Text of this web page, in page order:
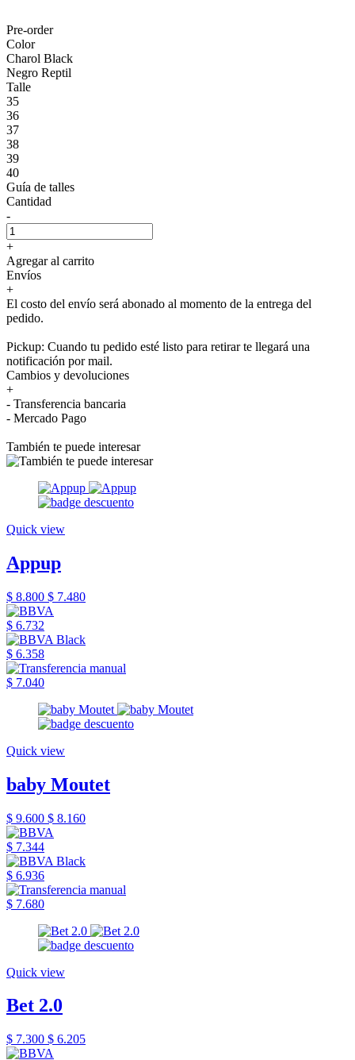
Pre-order
Color
Charol Black
Negro Reptil
Talle
35
36
37
38
39
40
Guía de talles
Cantidad
-
+
Agregar al carrito
Envíos
+
El costo del envío será abonado al momento de la entrega del
pedido.
Pickup: Cuando tu pedido esté listo para retirar te llegará una
notificación por mail.
Cambios y devoluciones
+
- Transferencia bancaria
- Mercado Pago
También te puede interesar
Quick view
Appup
$ 8.800 $ 7.480
$ 6.732
$ 6.358
$ 7.040
Quick view
baby Moutet
$ 9.600 $ 8.160
$ 7.344
$ 6.936
$ 7.680
Quick view
Bet 2.0
$ 7.300 $ 6.205